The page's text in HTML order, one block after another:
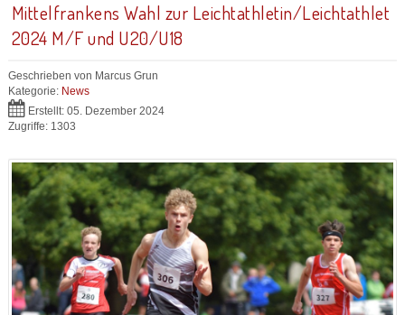
Mittelfrankens Wahl zur Leichtathletin/Leichtathlet
2024 M/F und U20/U18
Geschrieben von Marcus Grun
Kategorie: News
Erstellt: 05. Dezember 2024
Zugriffe: 1303